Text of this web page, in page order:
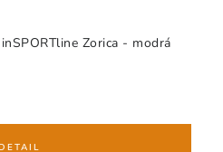
Zorica - modrá